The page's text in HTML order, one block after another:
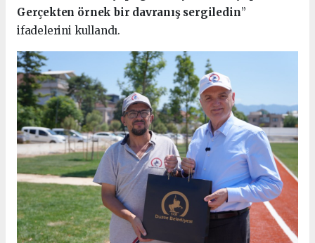
Gerçekten örnek bir davranış sergiledin”
ifadelerini kullandı.